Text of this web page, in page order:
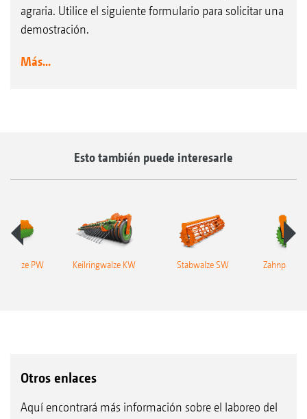
agraria. Utilice el siguiente formulario para solicitar una
demostración.
Más...
Esto también puede interesarle
PW Keilringwalze KW Stabwalze SW
Otros enlaces
Aquí encontrará más información sobre el laboreo del